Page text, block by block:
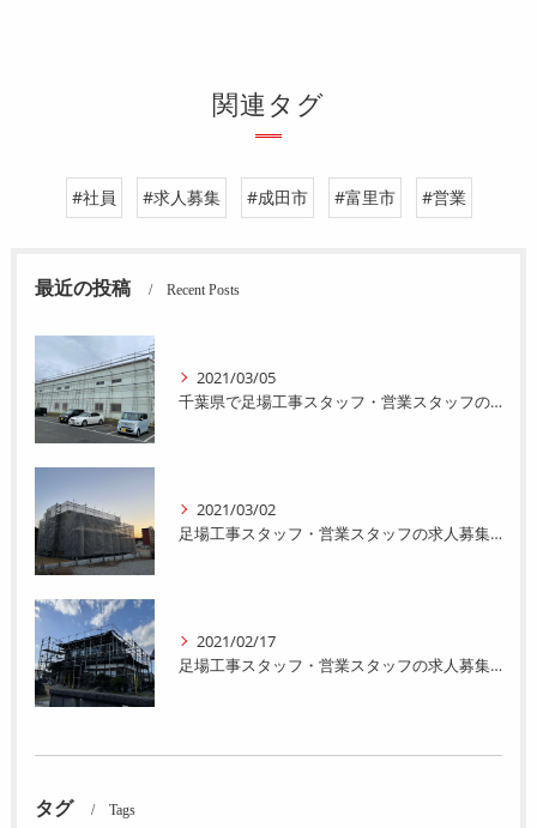
関連タグ
#社員 #求人募集 #成田市 #富里市 #営業
最近の投稿 Recent Posts
2021/03/05
千葉県で足場工事スタッフ・営業スタッフの求人募集をおこなってます。
2021/03/02
足場工事スタッフ・営業スタッフの求人募集をおこなってます。
2021/02/17
足場工事スタッフ・営業スタッフの求人募集をおこなってます。
タグ Tags